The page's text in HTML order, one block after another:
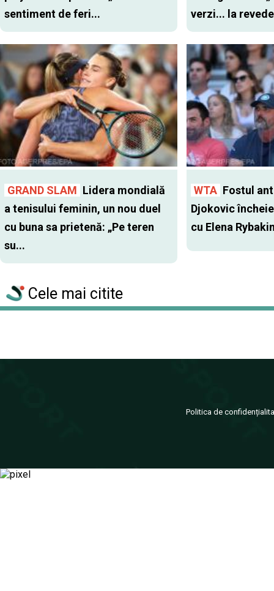
sentiment de feri...
verzi... la
GRAND SLAM Lidera mondială
a tenisului feminin, un nou duel
cu buna sa prietenă: „Pe teren
su...
WTA Fostul
Djokovic
cu Elena
Cele mai citite
Politica de